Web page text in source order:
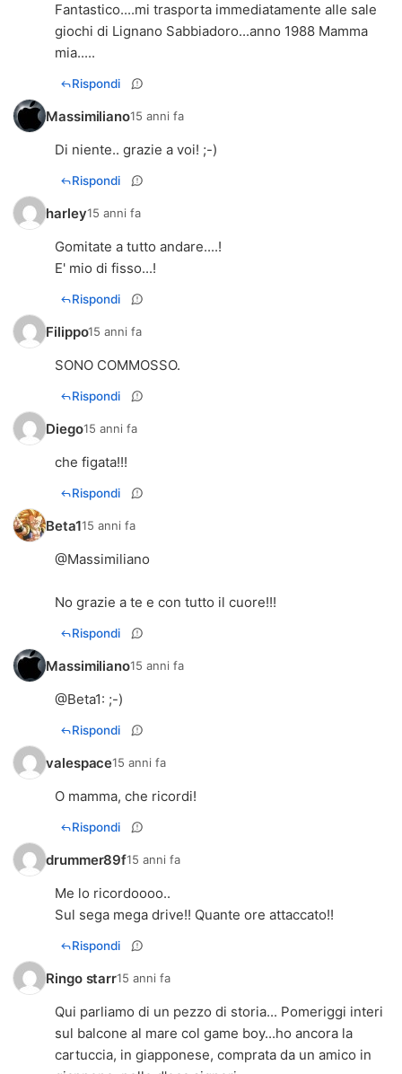
Fantastico....mi trasporta immediatamente alle sale
giochi di Lignano Sabbiadoro...anno 1988 Mamma
mia.....
Rispondi
Massimiliano15 anni fa
Di niente.. grazie a voi! ;-)
Rispondi
harley15 anni fa
Gomitate a tutto andare....!
E' mio di fisso...!
Rispondi
Filippo15 anni fa
SONO COMMOSSO.
Rispondi
Diego15 anni fa
che figata!!!
Rispondi
Beta115 anni fa
@Massimiliano
No grazie a te e con tutto il cuore!!!
Rispondi
Massimiliano15 anni fa
@Beta1: ;-)
Rispondi
valespace15 anni fa
O mamma, che ricordi!
Rispondi
drummer89f15 anni fa
Me lo ricordoooo..
Sul sega mega drive!! Quante ore attaccato!!
Rispondi
Ringo starr15 anni fa
Qui parliamo di un pezzo di storia... Pomeriggi interi
sul balcone al mare col game boy...ho ancora la
cartuccia, in giapponese, comprata da un amico in